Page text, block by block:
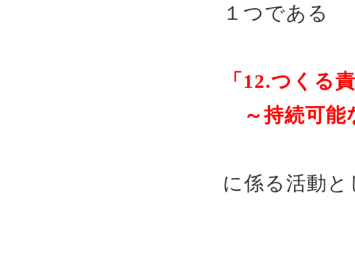
１つである
「12.つくる
～持続可能
に係る活動